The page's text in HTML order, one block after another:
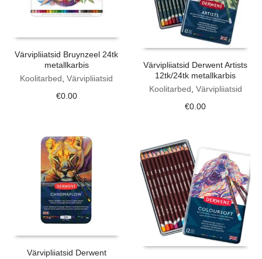
Värvipliiatsid Bruynzeel 24tk
metallkarbis
Koolitarbed ,Värvipliiatsid
€0.00
Värvipliiatsid Derwent Artists
12tk/24tk metallkarbis
Koolitarbed Värvipliiatsid
€0.00
Värvipliiatsid Derwent